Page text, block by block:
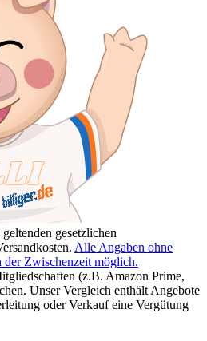
gesetzlichen
Alle Angaben ohne
Zwischenzeit möglich.
(z.B. Amazon Prime,
Unser Vergleich enthält Angebote
oder Verkauf eine Vergütung